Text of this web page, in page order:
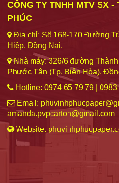
CÔNG TY TNHH MTV SX -
PHÚC
Địa chỉ: Số 168-170 Đường
Hiệp, Đồng Nai.
Nhà máy: 326/6 đường Thành
Phước Tân (Tp. Biên Hòa),
Hotline: 0974 65 79 79 |
Email:
amanda.pvpcarton@gmail.com
Website: